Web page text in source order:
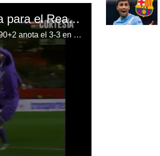
Karim Benzema marca golazo y empata para el Real Madrid
GOOOOOOLL del Real Madrid: Karim Benzema al minuto 90+2 anota el 3-3 en una gran remontada.